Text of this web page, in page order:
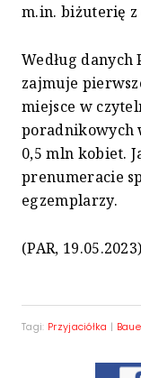
m.in. biżuterię
Według danych
zajmuje
miejsce w
poradnikowych
0,5 mln kobiet.
prenumeracie
egzemplarzy.
(PAR, 19.05.2023)
Tagi: Przyjaciółka |